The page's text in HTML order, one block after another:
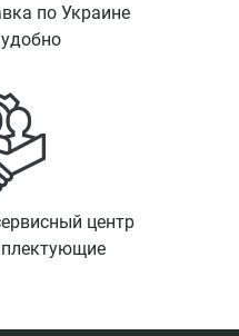
по Украине
центр